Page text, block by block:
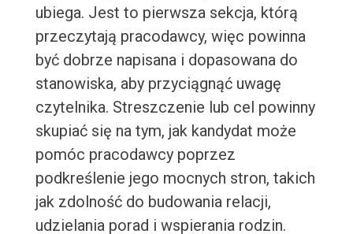
ubiega. Jest to pierwsza sekcja, którą
przeczytają pracodawcy, więc powinna
być dobrze napisana i dopasowana do
stanowiska, aby przyciągnąć uwagę
czytelnika. Streszczenie lub cel powinny
skupiać się na tym, jak kandydat może
pomóc pracodawcy poprzez
podkreślenie jego mocnych stron, takich
jak zdolność do budowania relacji,
udzielania porad i wspierania rodzin.